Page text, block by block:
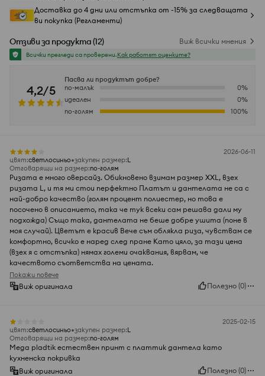
Доставка до 4 дни или отстъпка от -15% за следващата
ви покупка (Регламенти)
Отзиви за продукта(12) Виж всички мнения
Всички прегледи са проверени.Как работят оценките?
4,2/5
Пасва ли продуктът добре?
по-малък
0%
идеален
0%
по-голям
100%
2026-06-11
цвят:светлосиньо закупен размер:L
Отговарящи на размер:по-голям
Ризата е много оверсайз. Обикновено взимам размер XXL, взех
ризата L, и тя ми стои перфектно Платът и дантелата не са с
най-добро качество (голям процент полиестер, но това е
посочено в описанието, така че тук всеки сам решава дали му
подхожда) Също така, дантелата не беше добре ушита (поне в
моя случай). Цветът е красив Вече съм облякла риза, чувствам се
комфортно, всичко е наред след пране Като цяло, за тази цена
(взех я с отстъпка) нямах големи очаквания, вярвам, че
качеството съответства на цената.
Покажи повече
Виж оригинала Полезно (0)
2025-02-15
цвят:светлосиньо закупен размер:L
Отговарящи на размер:по-голям
Mega pladtik естествен принт с платтик дантела като
кухненска покривка
Виж оригинала
Полезно (0)